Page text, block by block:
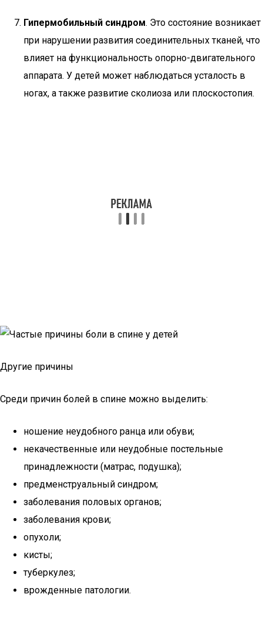
Гипермобильный синдром. Это состояние возникает
при нарушении развития соединительных тканей, что
влияет на функциональность опорно-двигательного
аппарата. У детей может наблюдаться усталость в
ногах, а также развитие сколиоза или плоскостопия.
Другие причины
Среди причин болей в спине можно выделить:
ношение неудобного ранца или обуви;
некачественные или неудобные постельные
принадлежности (матрас, подушка);
предменструальный синдром;
заболевания половых органов;
заболевания крови;
опухоли;
кисты;
туберкулез;
врожденные патологии.